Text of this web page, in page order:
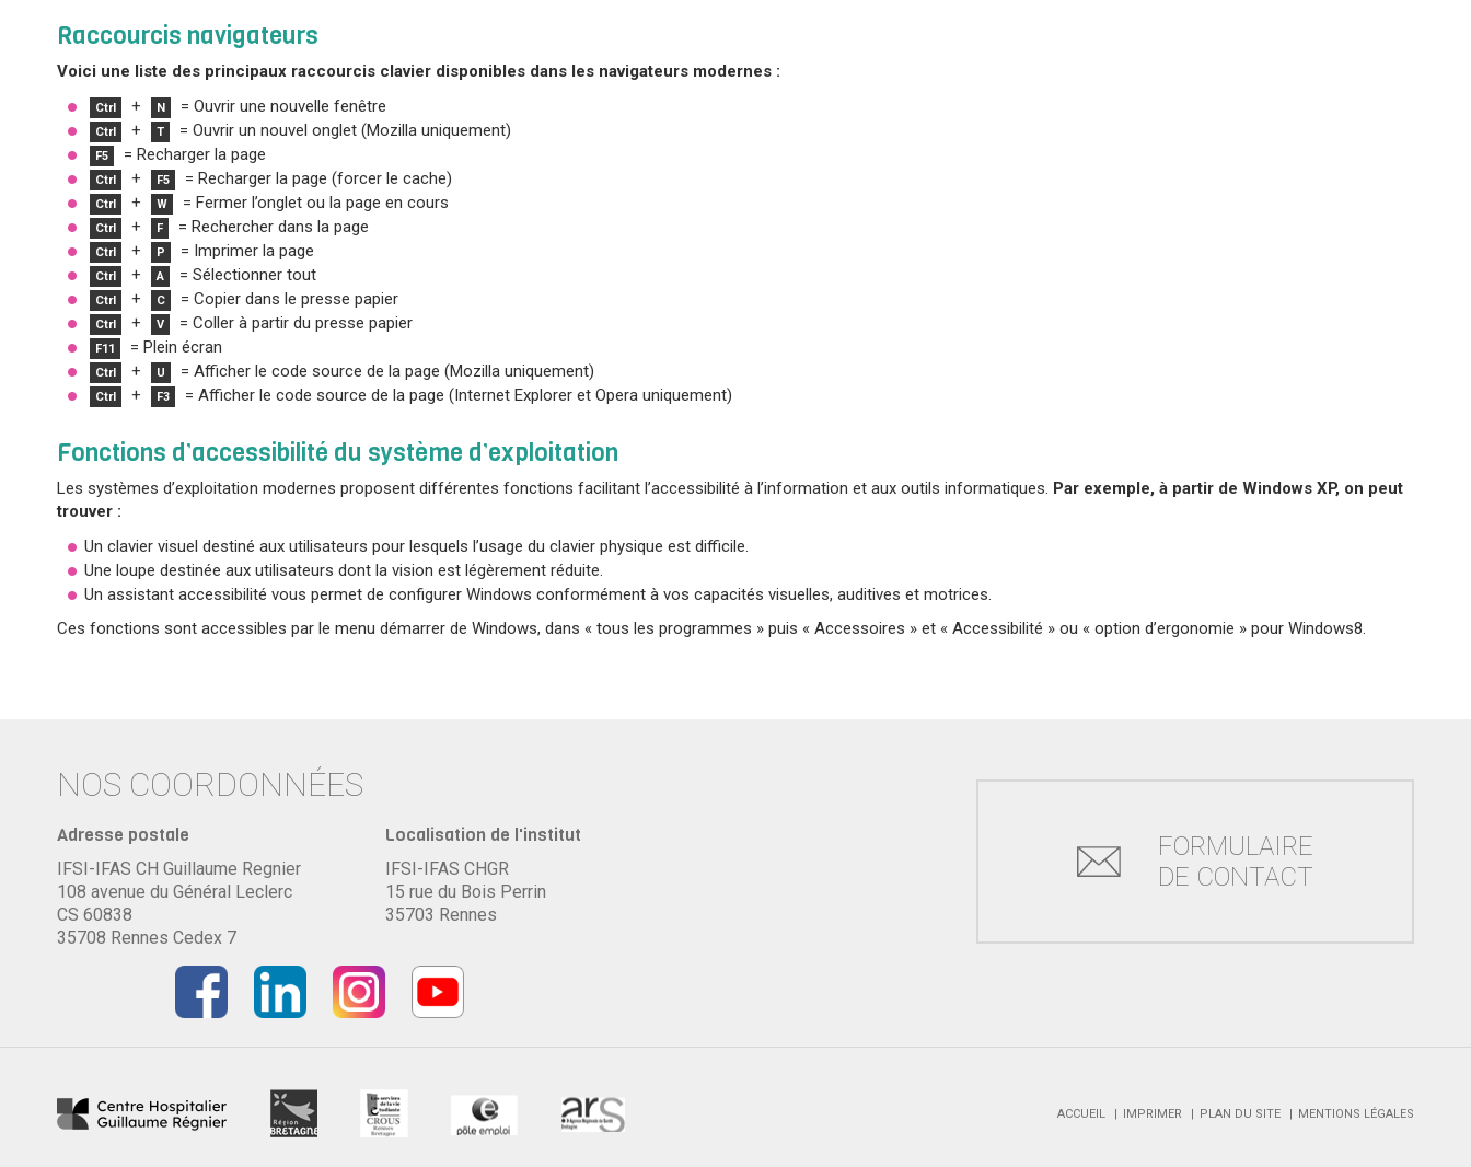
Raccourcis navigateurs
Voici une liste des principaux raccourcis clavier disponibles dans les navigateurs modernes :
Ctrl + N = Ouvrir une nouvelle fenêtre
Ctrl + T = Ouvrir un nouvel onglet (Mozilla uniquement)
F5 = Recharger la page
Ctrl + F5 = Recharger la page (forcer le cache)
Ctrl + W = Fermer l’onglet ou la page en cours
Ctrl + F = Rechercher dans la page
Ctrl + P = Imprimer la page
Ctrl + A = Sélectionner tout
Ctrl + C = Copier dans le presse papier
Ctrl + V = Coller à partir du presse papier
F11 = Plein écran
Ctrl + U = Afficher le code source de la page (Mozilla uniquement)
Ctrl + F3 = Afficher le code source de la page (Internet Explorer et Opera uniquement)
Fonctions d’accessibilité du système d’exploitation
Les systèmes d’exploitation modernes proposent différentes fonctions facilitant l’accessibilité à l’information et aux outils informatiques. Par exemple, à partir de Windows XP, on peut
trouver :
Un clavier visuel destiné aux utilisateurs pour lesquels l’usage du clavier physique est difficile.
Une loupe destinée aux utilisateurs dont la vision est légèrement réduite.
Un assistant accessibilité vous permet de configurer Windows conformément à vos capacités visuelles, auditives et motrices.
Ces fonctions sont accessibles par le menu démarrer de Windows, dans « tous les programmes » puis « Accessoires » et « Accessibilité » ou « option d’ergonomie » pour Windows8.
NOS COORDONNÉES
Adresse postale
IFSI-IFAS CH Guillaume Regnier
108 avenue du Général Leclerc
CS 60838
35708 Rennes Cedex 7
Localisation de l'institut
IFSI-IFAS CHGR
15 rue du Bois Perrin
35703 Rennes
FORMULAIRE
DE CONTACT
ACCUEIL IMPRIMER PLAN DU SITE MENTIONS LÉGALES